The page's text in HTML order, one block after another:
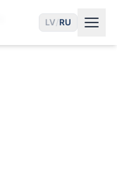
LV/RU